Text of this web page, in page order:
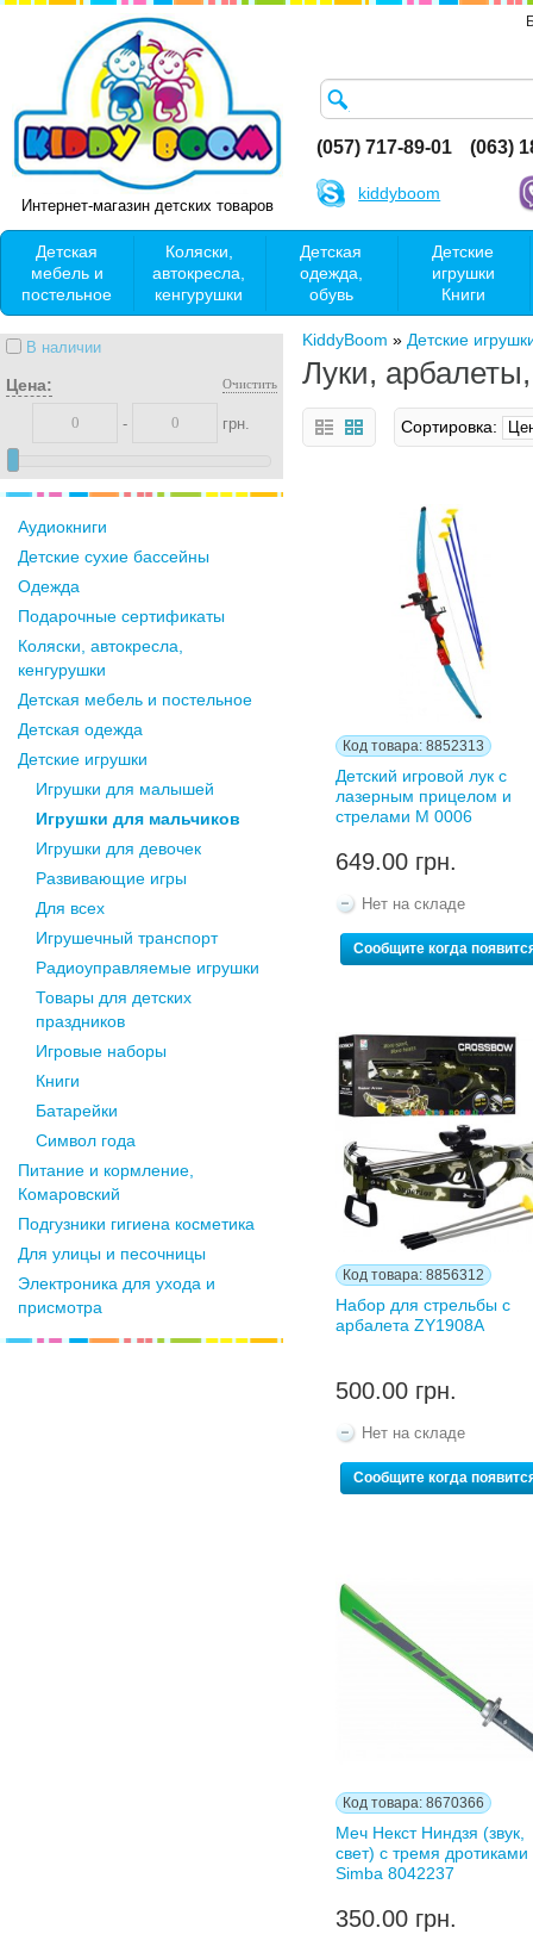
Интернет-магазин детских товаров
(057) 717-89-01 (063)
kiddyboom
Детская
мебель и
постельное
Коляски,
автокресла,
кенгурушки
Детская
одежда,
обувь
Детские
игрушки
Книги
В наличии
Очистить
Цена:
- грн.
Аудиокниги
Детские сухие бассейны
Одежда
Подарочные сертификаты
Коляски, автокресла,
кенгурушки
Детская мебель и постельное
Детская одежда
Детские игрушки
Игрушки для малышей
Игрушки для мальчиков
Игрушки для девочек
Развивающие игры
Для всех
Игрушечный транспорт
Радиоуправляемые игрушки
Товары для детских
праздников
Игровые наборы
Книги
Батарейки
Символ года
Питание и кормление,
Комаровский
Подгузники гигиена косметика
Для улицы и песочницы
Электроника для ухода и
присмотра
KiddyBoom » Детские
Луки,
Сортировка:
Код товара: 8852313
Детский игровой лук с
лазерным прицелом и
стрелами M 0006
649.00 грн.
Нет на складе
Сообщите когда
Код товара: 8856312
Набор для стрельбы с
арбалета ZY1908A
500.00 грн.
Нет на складе
Сообщите когда
Код товара: 8670366
Меч Некст Ниндзя (звук,
свет) с тремя дротиками
Simba 8042237
350.00 грн.